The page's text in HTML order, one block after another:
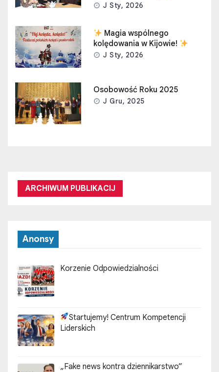
J Sty, 2026
Magia wspólnego
kolędowania w Kijowie!
J Sty, 2026
Osobowość Roku 2025
J Gru, 2025
ARCHIWUM PUBLIKACIJ
Anonsy
Korzenie Odpowiedzialności
Startujemy! Centrum Kompetencji
Liderskich
„Fake news kontra dziennikarstwo”